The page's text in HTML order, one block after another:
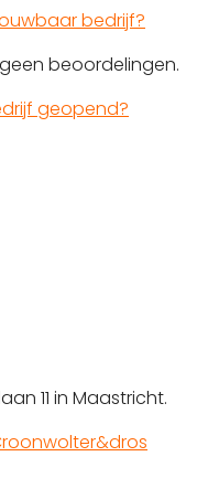
bedrijf?
beoordelingen.
geopend?
11 in Maastricht.